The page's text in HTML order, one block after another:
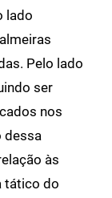
lado
Pelo lado
ser
nos
dessa
às
tático do